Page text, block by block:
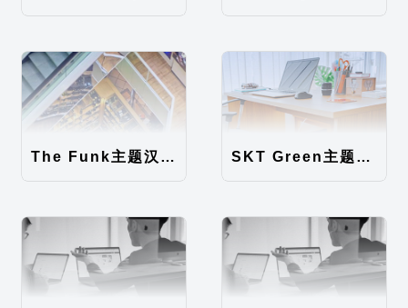
The Funk主题汉化包 SKT Green主题汉化包